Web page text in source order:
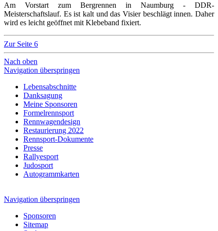
Am Vorstart zum Bergrennen in Naumburg - DDR-
Meisterschaftslauf. Es ist kalt und das Visier beschlägt innen. Daher
wird es leicht geöffnet mit Klebeband fixiert.
Zur Seite 6
Nach oben
Navigation überspringen
Lebensabschnitte
Danksagung
Meine Sponsoren
Formelrennsport
Rennwagendesign
Restaurierung 2022
Rennsport-Dokumente
Presse
Rallyesport
Judosport
Autogrammkarten
Navigation überspringen
Sponsoren
Sitemap